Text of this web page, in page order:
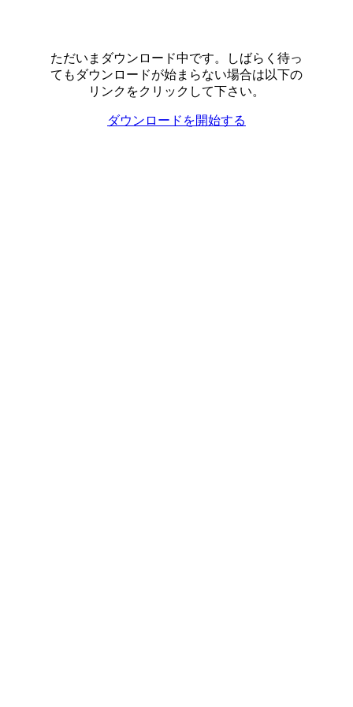
ただいまダウンロード中です。しばらく待っ
てもダウンロードが始まらない場合は以下の
リンクをクリックして下さい。
ダウンロードを開始する